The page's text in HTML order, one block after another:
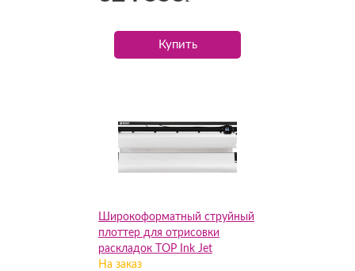
Купить
Широкоформатный струйный
плоттер для отрисовки
раскладок TOP Ink Jet
4hp(195см)
На заказ